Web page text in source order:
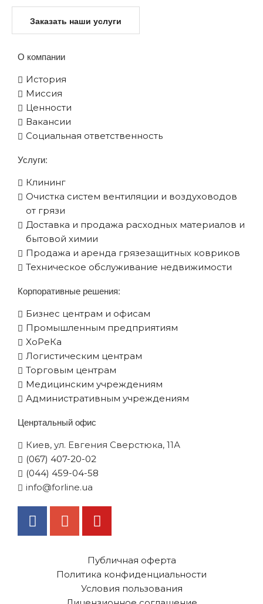
Заказать наши услуги
О компании
История
Миссия
Ценности
Вакансии
Социальная ответственность
Услуги:
Клининг
Очистка систем вентиляции и воздуховодов
от грязи
Доставка и продажа расходных материалов и
бытовой химии
Продажа и аренда грязезащитных ковриков
Техническое обслуживание недвижимости
Корпоративные решения:
Бизнес центрам и офисам
Промышленным предприятиям
XоРеКа
Логистическим центрам
Торговым центрам
Медицинским учреждениям
Административным учреждениям
Ценртальный офис
Киев, ул. Евгения Сверстюка, 11А
(067) 407-20-02
(044) 459-04-58
info@forline.ua
Публичная оферта
Политика конфиденциальности
Условия пользования